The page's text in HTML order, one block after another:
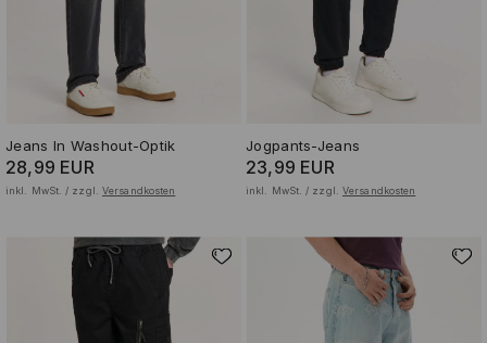
Jeans In Washout-Optik
28,99 EUR
inkl. MwSt. / zzgl. Versandkosten
Jogpants-Jeans
23,99 EUR
inkl. MwSt. / zzgl. Versandkosten